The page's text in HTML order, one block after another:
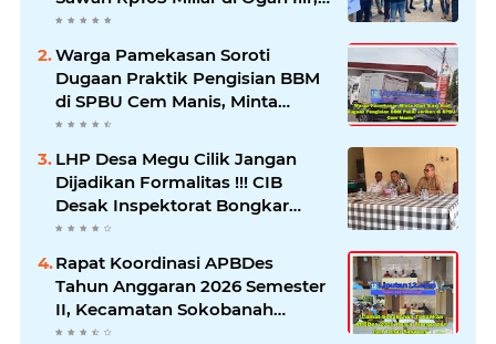
Desak Kadis Pertanian Mundur
Warga Pamekasan Soroti
Dugaan Praktik Pengisian BBM
di SPBU Cem Manis, Minta
Klarifikasi dan Pengawasan
LHP Desa Megu Cilik Jangan
Dijadikan Formalitas !!! CIB
Desak Inspektorat Bongkar
Seluruh Fakta dan Hentikan
Dugaan Permainan Oknum
Rapat Koordinasi APBDes
Tahun Anggaran 2026 Semester
II, Kecamatan Sokobanah
Libatkan 12 Desa